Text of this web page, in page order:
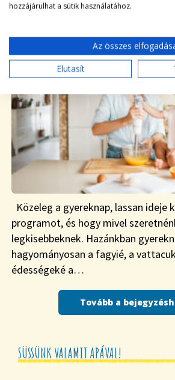
HOGYAN | 2021-05-17
Közeleg a gyereknap, lassan ideje
programot, és hogy mivel
legkisebbeknek. Hazánkban
hagyományosan a fagyié, a
édességeké a…
Tovább a
SÜSSÜNK VALAMIT APÁVAL!
hozzájárulhat a sütik használatához.
Az összes
Elutasít